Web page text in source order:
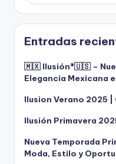
Entradas
🇲🇽 Ilusión®️🇺🇸 –
Elegancia Mexicana
Ilusion Verano 2025 |
Ilusión Primavera
Nueva Temporada
Moda, Estilo y